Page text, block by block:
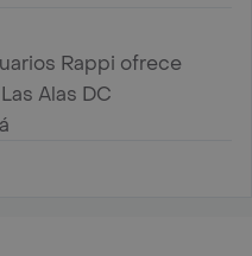
Rappi ofrece
Alas DC